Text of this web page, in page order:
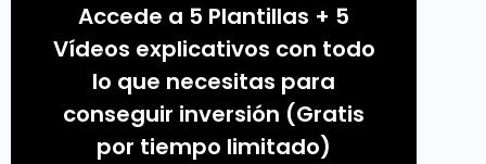
Accede a 5 Plantillas + 5
Vídeos explicativos con todo
lo que necesitas para
conseguir inversión (Gratis
por tiempo limitado)